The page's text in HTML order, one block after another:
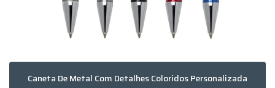
Caneta De Metal Com Detalhes Coloridos Personalizada